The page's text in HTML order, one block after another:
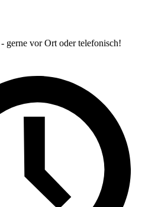
gerne vor Ort oder telefonisch!